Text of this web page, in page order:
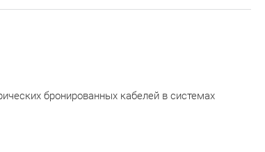
бронированных кабелей в системах